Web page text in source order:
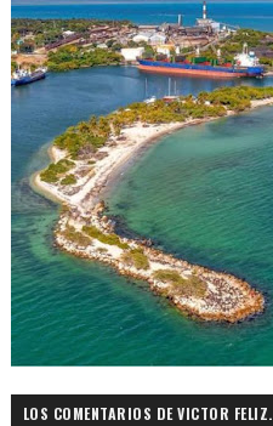
LOS COMENTARIOS DE VICTOR FELIZ.